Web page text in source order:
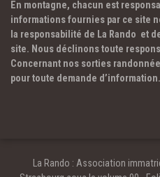
En montagne, chacun est
informations fournies par ce site
la responsabilité de La Rando et
site. Nous déclinons toute
Concernant nos sorties
pour toute demande d’information.
La Rando : Association